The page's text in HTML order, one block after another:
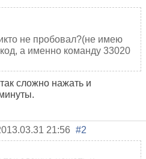
не пробовал?(не имею
а именно команду 33020
сложно нажать и
21:56 #2